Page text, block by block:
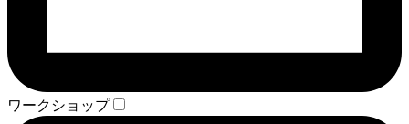
ワークショップ